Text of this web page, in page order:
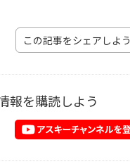
この記事をシェアしよう
報を購読しよう